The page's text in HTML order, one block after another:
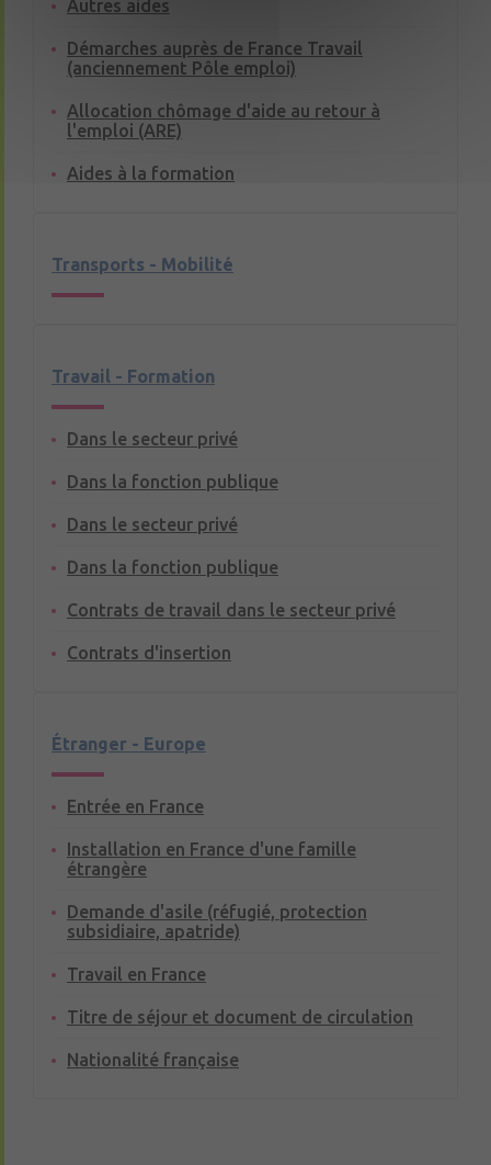
Autres aides
Démarches auprès de France Travail
(anciennement Pôle emploi)
Allocation chômage d'aide au retour à
l'emploi (ARE)
Aides à la formation
Transports - Mobilité
Travail - Formation
Dans le secteur privé
Dans la fonction publique
Dans le secteur privé
Dans la fonction publique
Contrats de travail dans le secteur privé
Contrats d'insertion
Étranger - Europe
Entrée en France
Installation en France d'une famille
étrangère
Demande d'asile (réfugié, protection
subsidiaire, apatride)
Travail en France
Titre de séjour et document de circulation
Nationalité française